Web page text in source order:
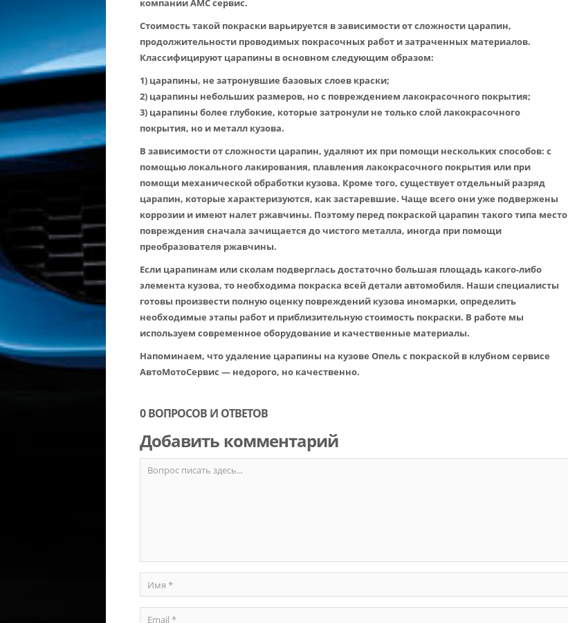
компании АМС сервис.
Стоимость такой покраски варьируется в зависимости от сложности царапин,
продолжительности проводимых покрасочных работ и затраченных материалов.
Классифицируют царапины в основном следующим образом:
1) царапины, не затронувшие базовых слоев краски;
2) царапины небольших размеров, но с повреждением лакокрасочного покрытия;
3) царапины более глубокие, которые затронули не только слой лакокрасочного
покрытия, но и металл кузова.
В зависимости от сложности царапин, удаляют их при помощи нескольких способов: с
помощью локального лакирования, плавления лакокрасочного покрытия или при
помощи механической обработки кузова. Кроме того, существует отдельный разряд
царапин, которые характеризуются, как застаревшие. Чаще всего они уже подвержены
коррозии и имеют налет ржавчины. Поэтому перед покраской царапин такого типа место
повреждения сначала зачищается до чистого металла, иногда при помощи
преобразователя ржавчины.
Если царапинам или сколам подверглась достаточно большая площадь какого-либо
элемента кузова, то необходима покраска всей детали автомобиля. Наши специалисты
готовы произвести полную оценку повреждений кузова иномарки, определить
необходимые этапы работ и приблизительную стоимость покраски. В работе мы
используем современное оборудование и качественные материалы.
Напоминаем, что удаление царапины на кузове Опель с покраской в клубном сервисе
АвтоМотоСервис — недорого, но качественно.
0 ВОПРОСОВ И ОТВЕТОВ
Добавить комментарий